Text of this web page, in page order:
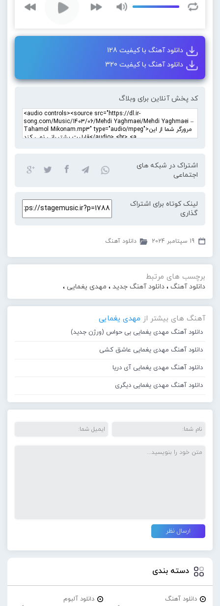
دانلود آهنگ با کیفیت 128
دانلود آهنگ با کیفیت 320
کد پخش آنلاین برای وبلاگ
اشتراک در شبکه های
اجتماعی
لینک کوتاه برای اشتراک
گذاری
19 سپتامبر 2024 دانلود آهنگ
برچسب های مرتبط
دانلود آهنگ ، دانلود آهنگ جدید ، مهدی یغمایی ،
آهنگ های بیشتر از مهدی یغمایی
دانلود آهنگ مهدی یغمایی بی حواس (ورژن جدید)
دانلود آهنگ مهدی یغمایی عاشق کشی
دانلود آهنگ مهدی یغمایی آی دریا
دانلود آهنگ مهدی یغمایی دیگری
دسته بندی
دانلود آهنگ
دانلود آلبوم